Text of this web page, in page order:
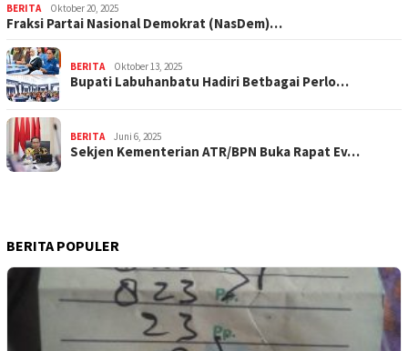
BERITA Oktober 20, 2025
Fraksi Partai Nasional Demokrat (NasDem)…
BERITA Oktober 13, 2025
Bupati Labuhanbatu Hadiri Betbagai Perlo…
BERITA Juni 6, 2025
Sekjen Kementerian ATR/BPN Buka Rapat Ev…
BERITA POPULER